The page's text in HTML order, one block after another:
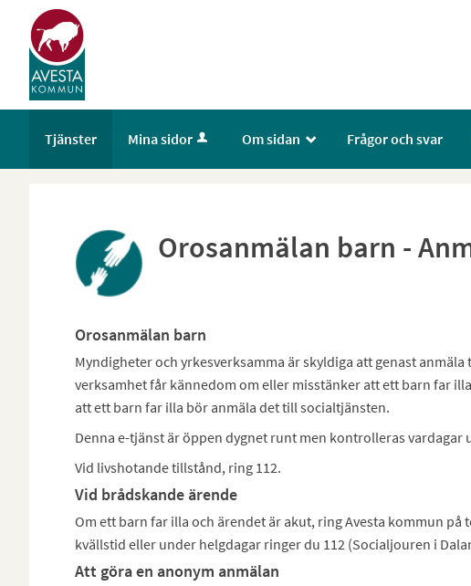
Välkommen
tjänster
-
Avesta
kommun
Tjänster Mina sidor Om sidan _ Frågor och svar
Orosanmälan barn -
Orosanmälan barn
Myndigheter och yrkesverksamma är skyldiga att genast
verksamhet får kännedom om eller misstänker att ett barn far
att ett barn far illa bör anmäla det till socialtjänsten.
Denna e-tjänst är öppen dygnet runt men kontrolleras vardagar
Vid livshotande tillstånd, ring 112.
Vid brådskande ärende
Om ett barn far illa och ärendet är akut, ring Avesta kommun på
kvällstid eller under helgdagar ringer du 112 (Socialjouren i
Att göra en anonym anmälan